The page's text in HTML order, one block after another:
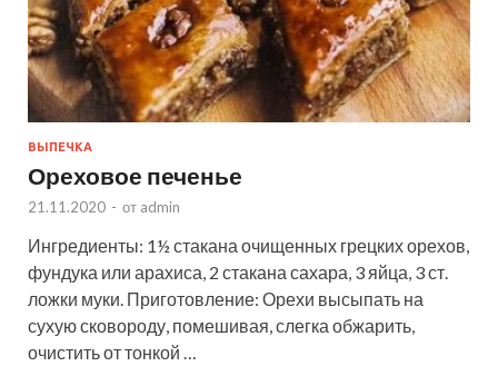
ВЫПЕЧКА
Ореховое печенье
21.11.2020 - от admin
Ингредиенты: 1½ стакана очищенных грецких орехов,
фундука или арахиса, 2 стакана сахара, 3 яйца, 3 ст.
ложки муки. Приготовление: Орехи высыпать на
сухую сковороду, помешивая, слегка обжарить,
очистить от тонкой …